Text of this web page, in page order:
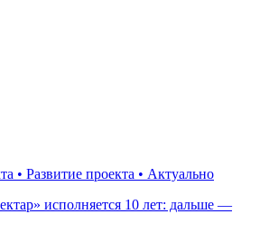
• Развитие проекта • Актуально
исполняется 10 лет: дальше —